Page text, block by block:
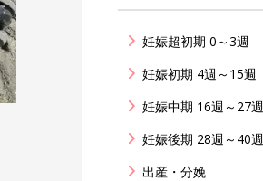
妊娠超初期 0～3週
妊娠初期 4週～15週
妊娠中期 16週～27週
妊娠後期 28週～40週
出産・分娩